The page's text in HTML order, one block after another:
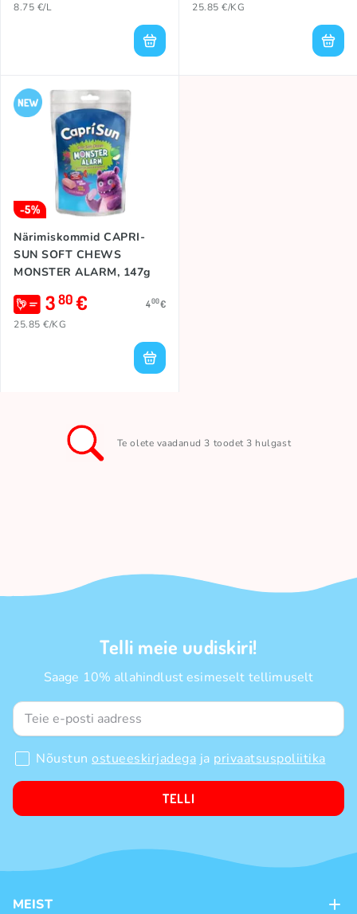
8.75 €/L 25.85 €/KG
-5%
Närimiskommid CAPRI-
SUN SOFT CHEWS
MONSTER ALARM, 147g
380€ 400€
25.85 €/KG
Te olete vaadanud 3 toodet 3 hulgast
Telli meie uudiskiri!
Saage 10% allahindlust esimeselt tellimuselt
Nõustun ostueeskirjadega ja privaatsuspoliitika
TELLI
MEIST